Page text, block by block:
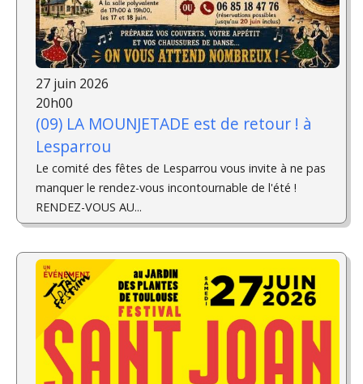
27 juin 2026
20h00
(09) LA MOUNJETADE est de retour ! à
Lesparrou
Le comité des fêtes de Lesparrou vous invite à ne pas
manquer le rendez-vous incontournable de l'été !
RENDEZ-VOUS AU...